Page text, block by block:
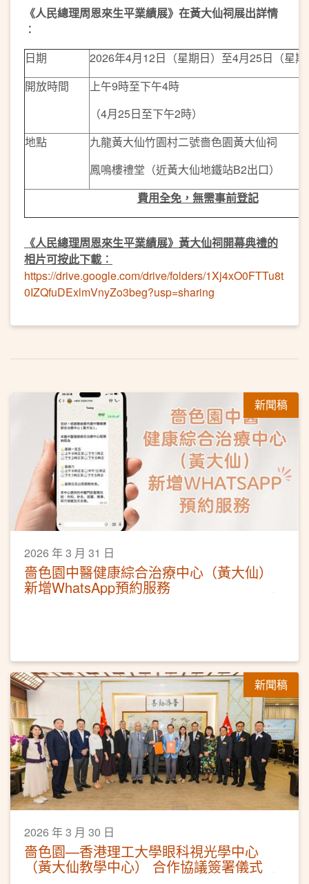
《人民總理周恩來生平業績展》在黃大仙祠展出詳情
︰
日期
2026年4月12日（星期日）至4月25日（星
開放時間
上午9時至下午4時
（4月25日至下午2時）
地點
九龍黃大仙竹園村二號嗇色園黃大仙祠
鳳鳴樓禮堂（近黃大仙地鐵站B2出口）
費用全免，無需事前登記
《人民總理周恩來生平業績展》黃大仙祠開幕典禮的
相片可按此下載︰
https://drive.google.com/drive/folders/1Xj4xO0FTTu8t
0IZQfuDExlmVnyZo3beg?usp=sharing
新聞稿
2026 年 3 月 31 日
嗇色園中醫健康綜合治療中心（黃大仙）
新增WhatsApp預約服務
新聞稿
2026 年 3 月 30 日
嗇色園—香港理工大學眼科視光學中心
（黃大仙教學中心） 合作協議簽署儀式